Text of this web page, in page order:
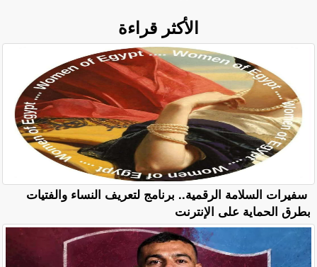
الأكثر قراءة
سفيرات السلامة الرقمية.. برنامج لتعريف النساء والفتيات
بطرق الحماية على الإنترنت